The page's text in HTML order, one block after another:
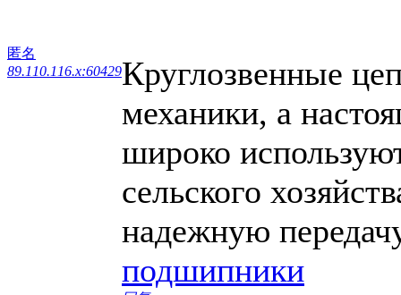
匿名
89.110.116.x:60429Круглозвенные
механики, а
широко
сельского
надежную
подшипники